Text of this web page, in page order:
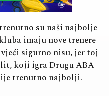
su naši najbolje
imaju nove trenere
sigurno nisu, jer toj
koji igra Drugu ABA
trenutno najbolji.